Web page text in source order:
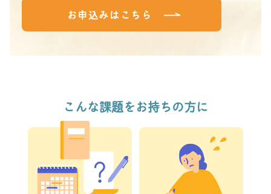
お申込みはこちら
こんな課題をお持ちの方に